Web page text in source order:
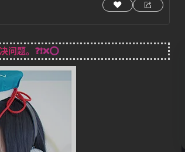
题。❓❗❌⭕